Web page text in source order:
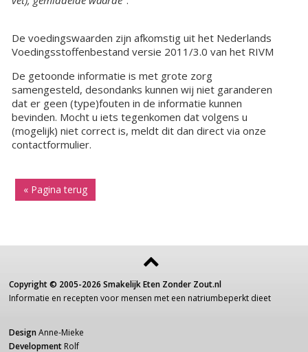
De voedingswaarden zijn afkomstig uit het Nederlands
Voedingsstoffenbestand versie 2011/3.0 van het RIVM
De getoonde informatie is met grote zorg
samengesteld, desondanks kunnen wij niet garanderen
dat er geen (type)fouten in de informatie kunnen
bevinden. Mocht u iets tegenkomen dat volgens u
(mogelijk) niet correct is, meldt dit dan direct via onze
contactformulier.
« Pagina terug
Copyright © 2005-2026 Smakelijk Eten Zonder Zout.nl
Informatie en recepten voor mensen met een natriumbeperkt dieet
Design Anne-Mieke
Development Rolf